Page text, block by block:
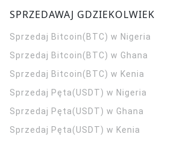
SPRZEDAWAJ GDZIEKOLWIEK
Sprzedaj Bitcoin(BTC) w Nigeria
Sprzedaj Bitcoin(BTC) w Ghana
Sprzedaj Bitcoin(BTC) w Kenia
Sprzedaj Pęta(USDT) w Nigeria
Sprzedaj Pęta(USDT) w Ghana
Sprzedaj Pęta(USDT) w Kenia